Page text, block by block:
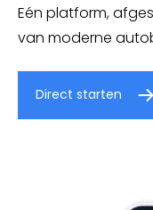
Eén platform,
van moderne
Direct starten